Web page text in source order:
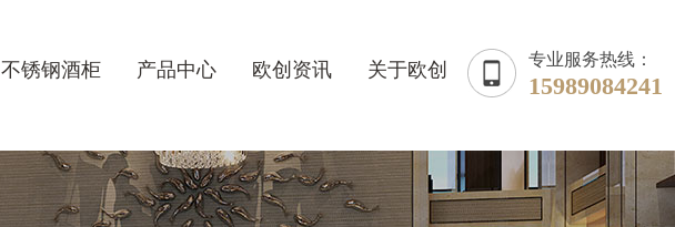
专业服务热线：
15989084241
不锈钢酒柜 产品中心 欧创资讯 关于欧创